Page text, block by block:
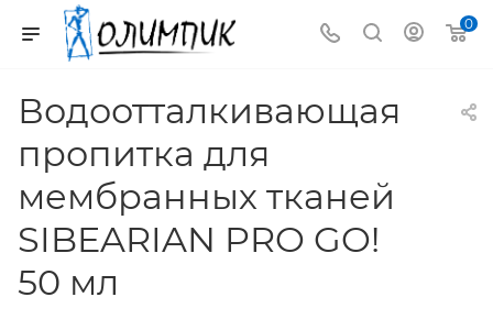
0
Водоотталкивающая
пропитка для
мембранных тканей
SIBEARIAN PRO GO!
50 мл